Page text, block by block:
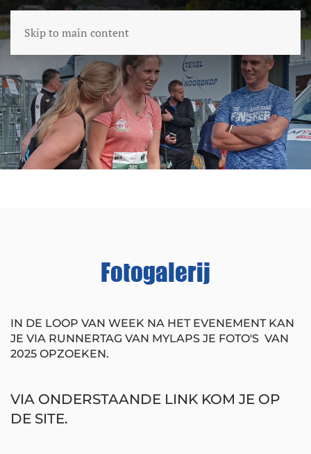
Skip to main content
Fotogalerij
IN DE LOOP VAN WEEK NA HET EVENEMENT KAN
JE VIA RUNNERTAG VAN MYLAPS JE FOTO'S VAN
2025 OPZOEKEN.
VIA ONDERSTAANDE LINK KOM JE OP
DE SITE.